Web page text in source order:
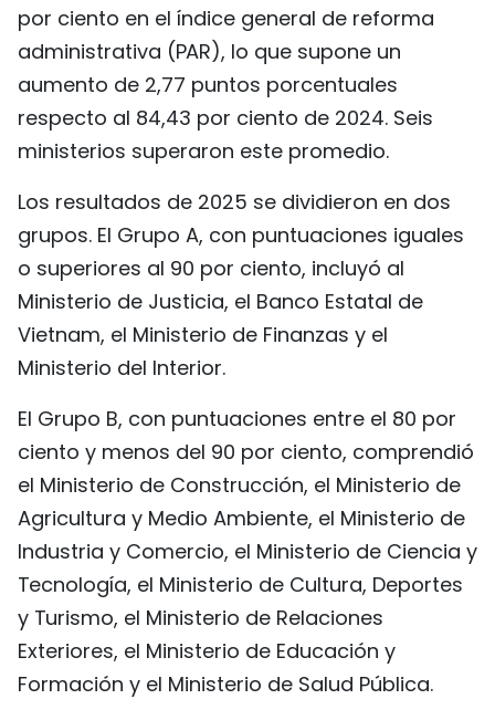
por ciento en el índice general de reforma
administrativa (PAR), lo que supone un
aumento de 2,77 puntos porcentuales
respecto al 84,43 por ciento de 2024. Seis
ministerios superaron este promedio.
Los resultados de 2025 se dividieron en dos
grupos. El Grupo A, con puntuaciones iguales
o superiores al 90 por ciento, incluyó al
Ministerio de Justicia, el Banco Estatal de
Vietnam, el Ministerio de Finanzas y el
Ministerio del Interior.
El Grupo B, con puntuaciones entre el 80 por
ciento y menos del 90 por ciento, comprendió
el Ministerio de Construcción, el Ministerio de
Agricultura y Medio Ambiente, el Ministerio de
Industria y Comercio, el Ministerio de Ciencia y
Tecnología, el Ministerio de Cultura, Deportes
y Turismo, el Ministerio de Relaciones
Exteriores, el Ministerio de Educación y
Formación y el Ministerio de Salud Pública.